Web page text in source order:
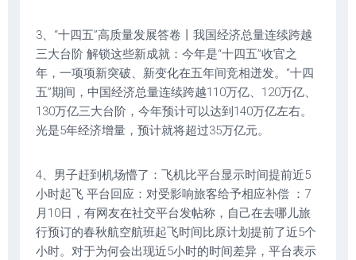
3、“十四五”高质量发展答卷丨我国经济总量连续跨越
三大台阶 解锁这些新成就：今年是“十四五”收官之
年，一项项新突破、新变化在五年间竞相迸发。“十四
五”期间，中国经济总量连续跨越110万亿、120万亿、
130万亿三大台阶，今年预计可以达到140万亿左右。
光是5年经济增量，预计就将超过35万亿元。
4、男子赶到机场懵了：飞机比平台显示时间提前近5
小时起飞 平台回应：对受影响旅客给予相应补偿 ：7
月10日，有网友在社交平台发帖称，自己在去哪儿旅
行预订的春秋航空航班起飞时间比原计划提前了近5个
小时。对于为何会出现近5小时的时间差异，平台表示